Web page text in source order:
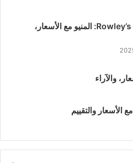
روليز الرياض Rowley’s: المنيو مع الأسعار،
والآراء
والتقييم